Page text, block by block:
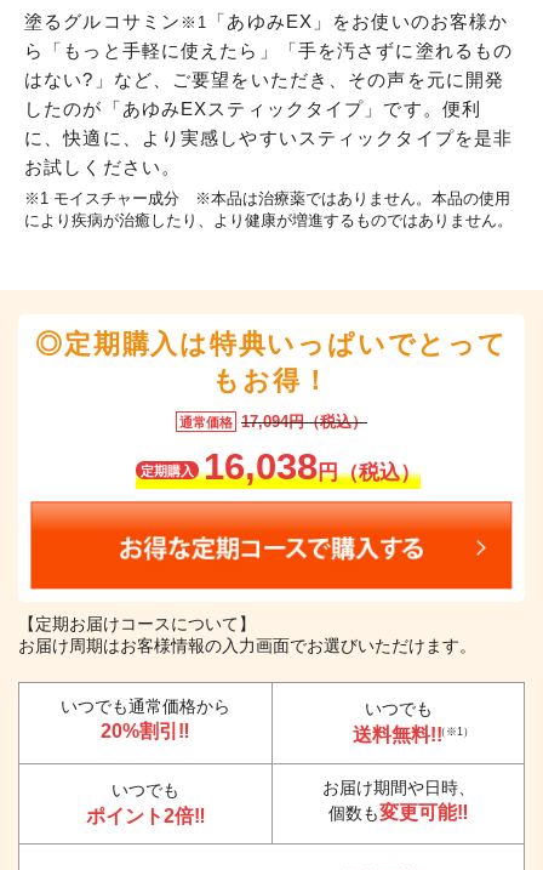
塗るグルコサミン ※1
「あゆみEX」をお使いのお客様か
ら「もっと手軽に使えたら」「手を汚さずに塗れるもの
はない?」など、ご要望をいただき、その声を元に開発
したのが「あゆみEXスティックタイプ」です。便利
に、快適に、より実感しやすいスティックタイプを是非
お試しください。
※1 モイスチャー成分 ※本品は治療薬ではありません。本品の使用
により疾病が治癒したり、より健康が増進するものではありません。
◎定期購入は特典いっぱいでとって
もお得！
通常価格 17,094円（税込）
定期購入 16,038円（税込）
【定期お届けコースについて】
お届け周期はお客様情報の入力画面でお選びいただけます。
いつでも通常価格から
20%割引‼
いつでも
送料無料!!（※1）
いつでも
ポイント2倍‼
お届け期間や日時、
個数も変更可能‼